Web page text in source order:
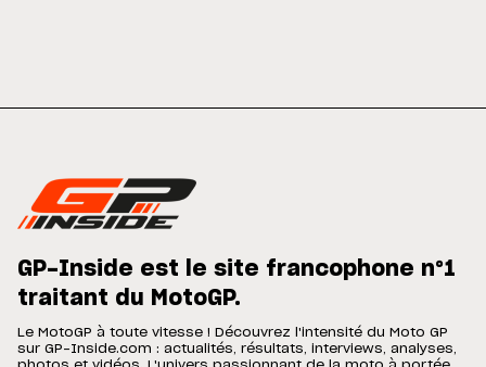
GP-Inside est le site francophone n°1
traitant du MotoGP.
Le MotoGP à toute vitesse ! Découvrez l'intensité du Moto GP
sur GP-Inside.com : actualités, résultats, interviews, analyses,